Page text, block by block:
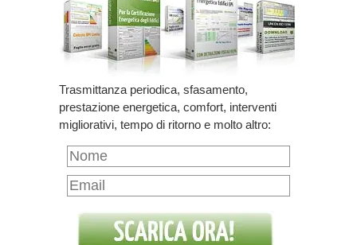
Trasmittanza periodica, sfasamento,
prestazione energetica, comfort, interventi
migliorativi, tempo di ritorno e molto altro: